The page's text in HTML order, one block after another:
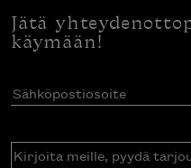
Jätä
käymään!
Sähköpostiosoite(Pakollinen)
Kirjoita